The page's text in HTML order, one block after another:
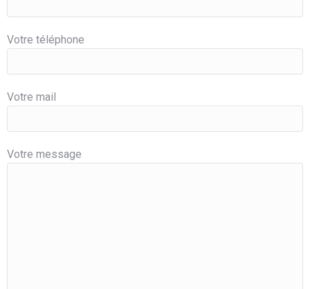
Votre téléphone
Votre mail
Votre message